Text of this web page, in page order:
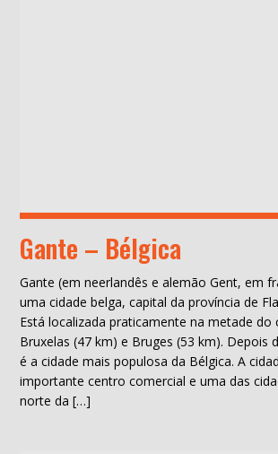
Gante – Bélgica
Gante (em neerlandês e alemão Gent, em
uma cidade belga, capital da província de
Está localizada praticamente na metade do
Bruxelas (47 km) e Bruges (53 km). Depois
é a cidade mais populosa da Bélgica. A
importante centro comercial e uma das
norte da […]